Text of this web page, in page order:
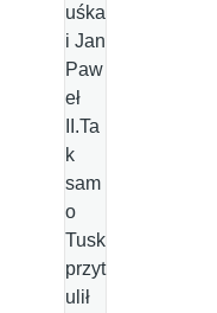
uśka
i Jan
Paw
eł
II.Ta
k
sam
o
Tusk
przyt
ulił